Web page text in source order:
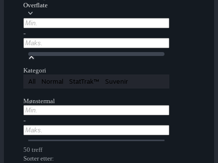
Overflate
-
Kategori
All Normal StatTrak™ Suvenir
Mønstermal
-
50 treff
Sorter etter: